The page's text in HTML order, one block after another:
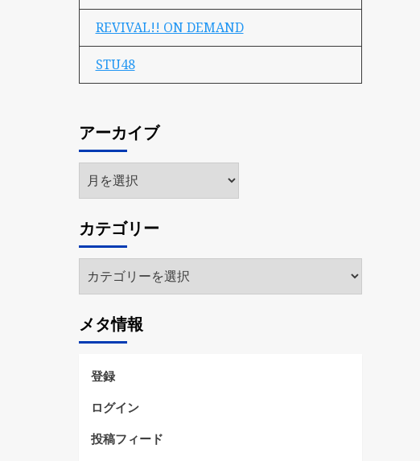
REVIVAL!! ON DEMAND
STU48
アーカイブ
ア
ー
イ
ブ
カテゴリー
テ
リ
ー
メタ情報
登録
ログイン
投稿フィード